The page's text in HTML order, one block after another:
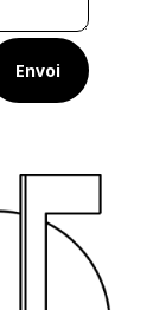
Envoi